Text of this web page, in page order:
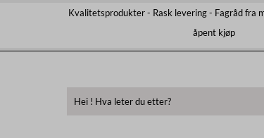
Kvalitetsprodukter - Rask levering - Fagråd fra
åpent kjøp